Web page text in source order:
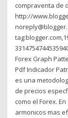
compraventa de
http://
Forex Graph
Pdf Indicador
es una
de precios
como el Forex.
armonicos mas